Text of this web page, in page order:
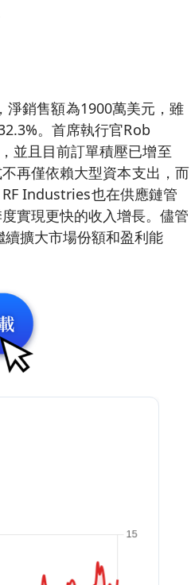
淨銷售額為1900萬美元，雖
。首席執行官Rob
並且目前訂單積壓已增至
再僅依賴大型資本支出，而
Industries也在供應鏈管
實現更快的收入增長。儘管
擴大市場份額和盈利能